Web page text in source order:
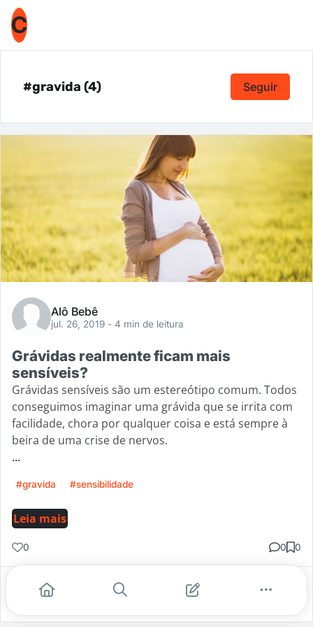
C
#gravida (4) Seguir
Alô Bebê
jul. 26, 2019 - 4 min de leitura
Grávidas realmente ficam mais
sensíveis?
Grávidas sensíveis são um estereótipo comum. Todos
conseguimos imaginar uma grávida que se irrita com
facilidade, chora por qualquer coisa e está sempre à
beira de uma crise de nervos.
...
#gravida #sensibilidade
Leia mais
0 0 0
Gostei Comentar Salvar